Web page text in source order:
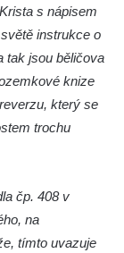
s nápisem
instrukce o
tak jsou běličova
knize
který se
trochu
čp. 408 v
na
tímto uvazuje